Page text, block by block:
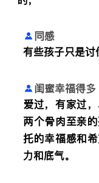
同感
有些孩子只是讨
闺蜜幸福得多
爱过，有家过
两个骨肉至亲
托的幸福感和
力和底气。